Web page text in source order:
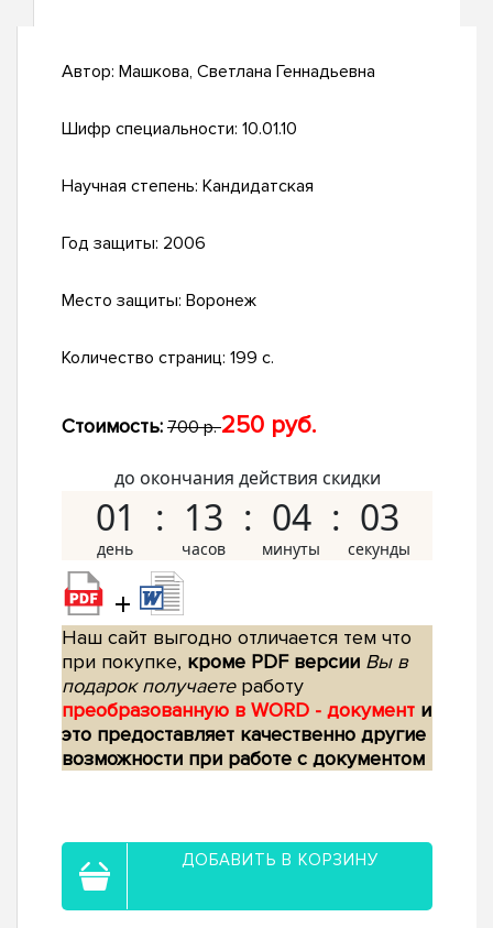
Автор: Машкова, Светлана Геннадьевна
Шифр специальности: 10.01.10
Научная степень: Кандидатская
Год защиты: 2006
Место защиты: Воронеж
Количество страниц: 199 с.
Стоимость: 700 р.250 руб.
до окончания действия скидки
01 13 04 02
+
Наш сайт выгодно отличается тем что
при покупке, кроме PDF версии Вы в
подарок получаетеработу
преобразованную в WORD - документ и
это предоставляет качественно другие
возможности при работе с документом
ДОБАВИТЬ В КОРЗИНУ